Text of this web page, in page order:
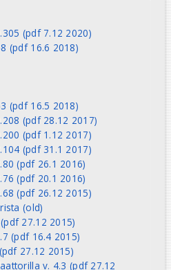
(pdf 7.12 2020)
(pdf 16.6 2018)
(pdf 16.5 2018)
(pdf 28.12 2017)
(pdf 1.12 2017)
(pdf 31.1 2017)
(pdf 26.1 2016)
(pdf 20.1 2016)
(pdf 26.12 2015)
(old)
27.12 2015)
(pdf 16.4 2015)
27.12 2015)
v. 4.3 (pdf 27.12